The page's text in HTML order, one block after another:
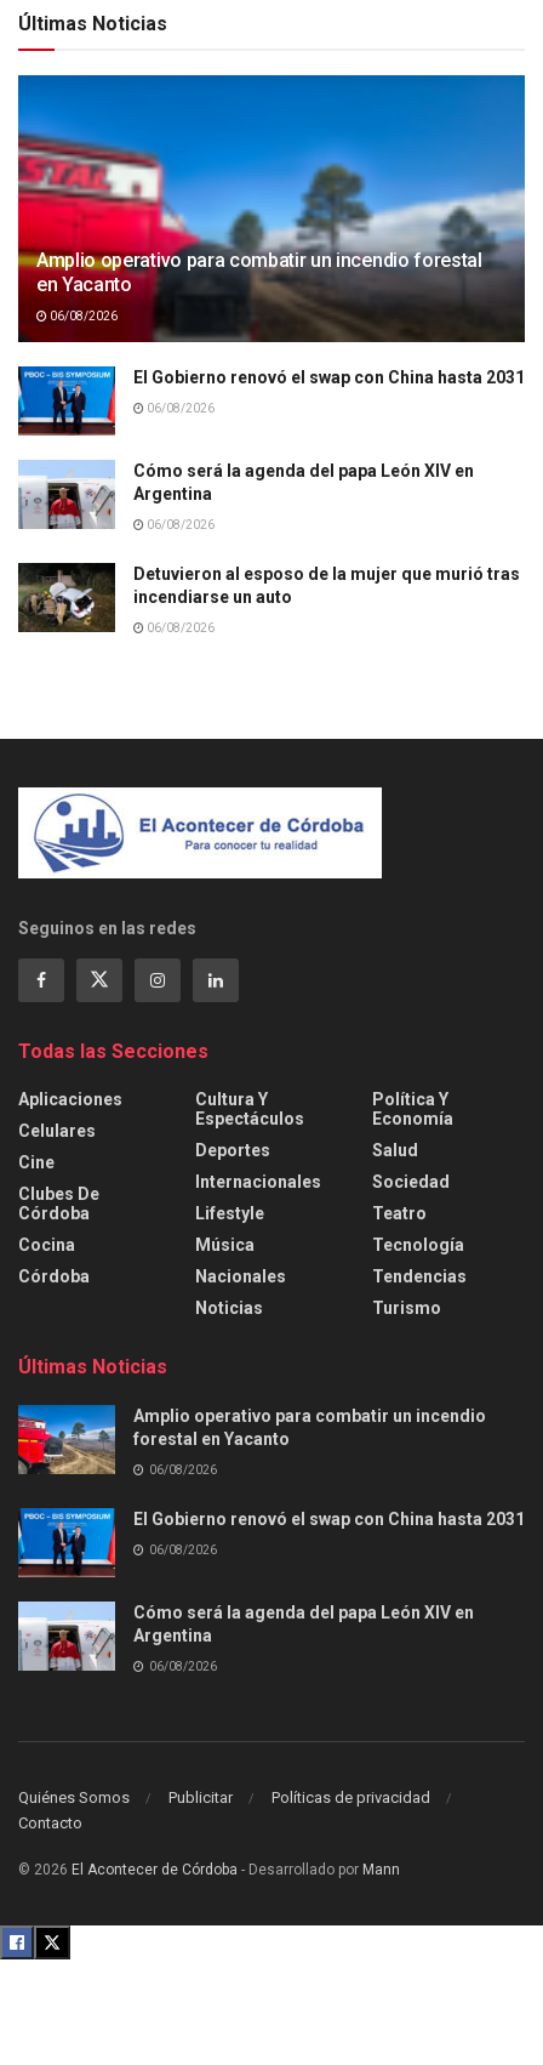
Últimas Noticias
Amplio operativo para combatir un incendio forestal
en Yacanto
06/08/2026
El Gobierno renovó el swap con China hasta 2031
06/08/2026
Cómo será la agenda del papa León XIV en
Argentina
06/08/2026
Detuvieron al esposo de la mujer que murió tras
incendiarse un auto
06/08/2026
Seguinos en las redes
Todas las Secciones
Aplicaciones
Celulares
Cine
Clubes De
Córdoba
Cocina
Córdoba
Cultura Y
Espectáculos
Deportes
Internacionales
Lifestyle
Música
Nacionales
Noticias
Política Y
Economía
Salud
Sociedad
Teatro
Tecnología
Tendencias
Turismo
Últimas Noticias
Amplio operativo para combatir un incendio
forestal en Yacanto
06/08/2026
El Gobierno renovó el swap con China hasta 2031
06/08/2026
Cómo será la agenda del papa León XIV en
Argentina
06/08/2026
Quiénes Somos Publicitar
Políticas de privacidad
Contacto
© 2026 El Acontecer de Córdoba - Desarrollado por Mann